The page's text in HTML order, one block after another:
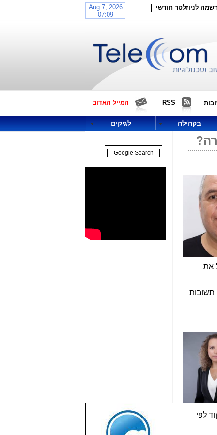
לניוזלטר חודשי
RSS המייל האדום
בקהילה לגיקים
את
תשובות
לפי
שבוע טוב לכל
הגולשים באשר
הם!!!